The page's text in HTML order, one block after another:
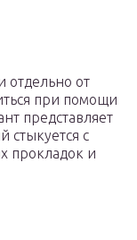
отдельно от
при помощи
представляет
стыкуется с
прокладок и